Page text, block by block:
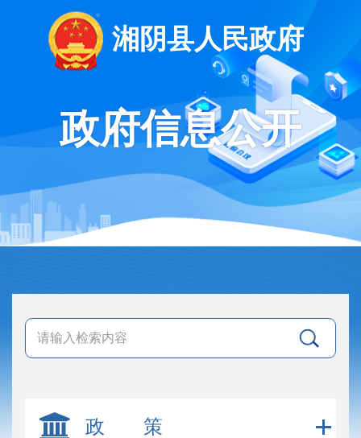
湘阴县人民政府
政府信息公开
政 策